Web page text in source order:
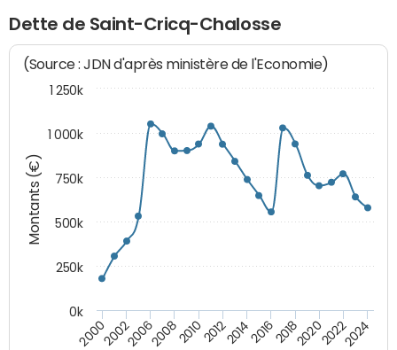
Dette de Saint-Cricq-Chalosse
Montants (€)
(Source : JDN d'après ministère de l'Economie)
200020022006200820102012201420162018202020222024
0k
250k
500k
750k
1 000k
1 250k